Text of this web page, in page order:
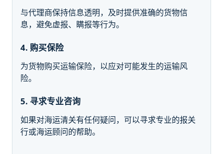
与代理商保持信息透明，及时提供准确的货物信
息，避免虚报、瞒报等行为。
4. 购买保险
为货物购买运输保险，以应对可能发生的运输风
险。
5. 寻求专业咨询
如果对海运清关有任何疑问，可以寻求专业的报关
行或海运顾问的帮助。